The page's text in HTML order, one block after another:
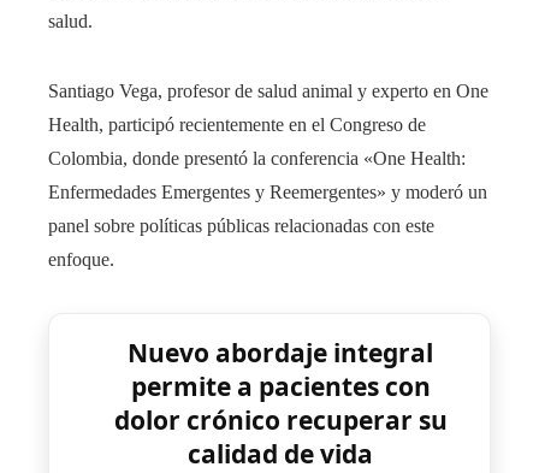
salud.
Santiago Vega, profesor de salud animal y experto en One
Health, participó recientemente en el Congreso de
Colombia, donde presentó la conferencia «One Health:
Enfermedades Emergentes y Reemergentes» y moderó un
panel sobre políticas públicas relacionadas con este
enfoque.
Nuevo abordaje integral
permite a pacientes con
dolor crónico recuperar su
calidad de vida